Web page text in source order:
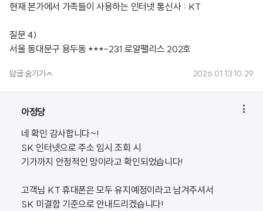
현재 본가에서 가족들이 사용하는 인터넷 통신사 : KT
질문 4)
서울 동대문구 용두동 ***-231 로얄팰리스 202호
답글 숨기기 2026.01.13 10:29
아정당 
네 확인 감사합니다~!
SK 인터넷으로 주소 임시 조회 시
기가까지 안정적인 망이라고 확인되었습니다!
고객님 KT 휴대폰은 모두 유지예정이라고 남겨주셔서
SK 미결합 기준으로 안내드리겠습니다!